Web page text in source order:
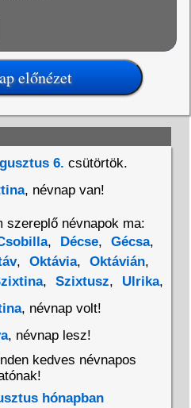
6. csütörtök.
, névnap van!
szereplő névnapok ma:
, Décse, Gécsa,
, Oktávia, Oktávián,
, Szixtusz, Ulrika,
, névnap volt!
, névnap lesz!
kedves névnapos
hónapban